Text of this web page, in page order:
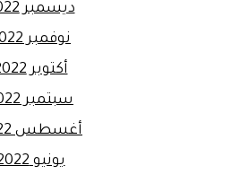
ديسمبر 2022
نوفمبر 2022
أكتوبر 2022
سبتمبر 2022
أغسطس 2022
يونيو 2022